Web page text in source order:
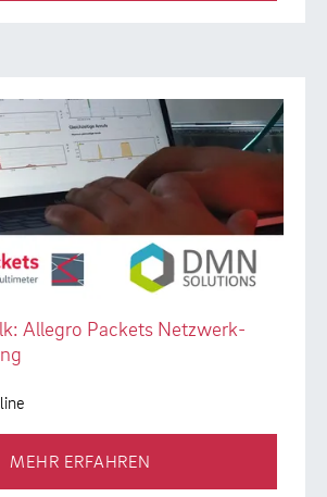
Allegro Packets Netzwerk-
MEHR ERFAHREN